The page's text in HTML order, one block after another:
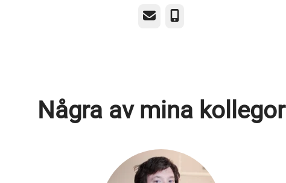
E-postTelefon
Några av mina kollegor